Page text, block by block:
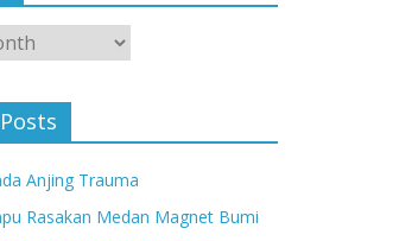
Anjing Trauma
Rasakan Medan Magnet Bumi